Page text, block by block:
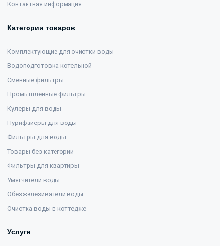
Контактная информация
Категории товаров
Комплектующие для очистки воды
Водоподготовка котельной
Сменные фильтры
Промышленные фильтры
Кулеры для воды
Пурифайеры для воды
Фильтры для воды
Товары без категории
Фильтры для квартиры
Умягчители воды
Обезжелезиватели воды
Очистка воды в коттедже
Услуги